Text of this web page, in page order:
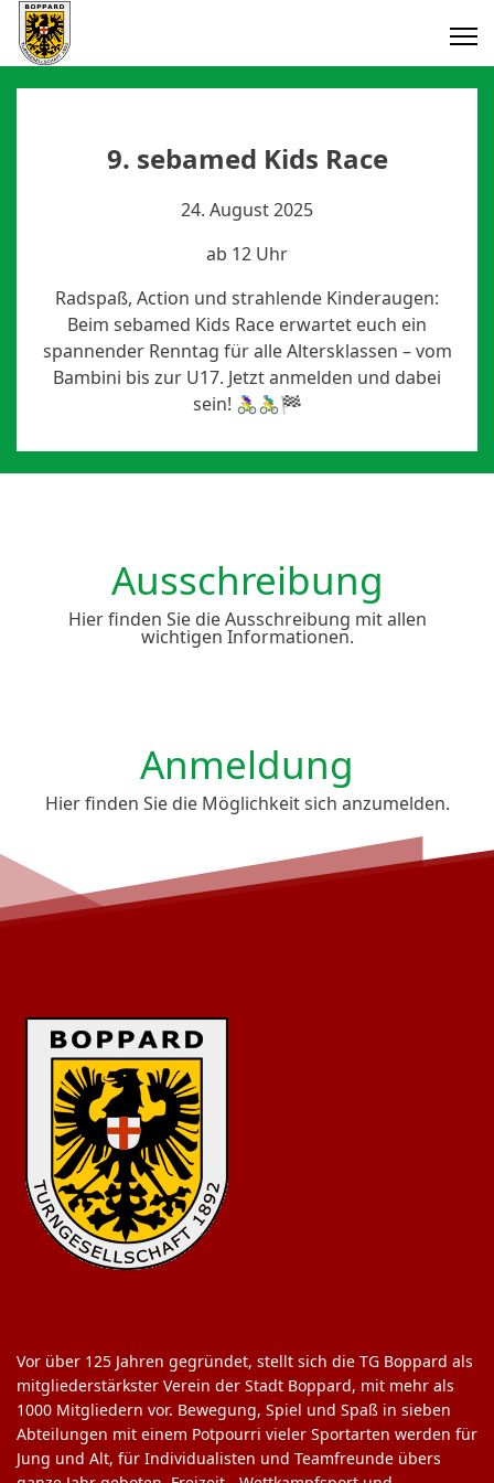
9. sebamed Kids Race
24. August 2025
ab 12 Uhr
Radspaß, Action und strahlende Kinderaugen:
Beim sebamed Kids Race erwartet euch ein
spannender Renntag für alle Altersklassen – vom
Bambini bis zur U17. Jetzt anmelden und dabei
sein! 🚴‍♀️🚴‍♂️🏁
Ausschreibung
Hier finden Sie die Ausschreibung mit allen
wichtigen Informationen.
Anmeldung
Hier finden Sie die Möglichkeit sich anzumelden.
Vor über 125 Jahren gegründet, stellt sich die TG Boppard als
mitgliederstärkster Verein der Stadt Boppard, mit mehr als
1000 Mitgliedern vor. Bewegung, Spiel und Spaß in sieben
Abteilungen mit einem Potpourri vieler Sportarten werden für
Jung und Alt, für Individualisten und Teamfreunde übers